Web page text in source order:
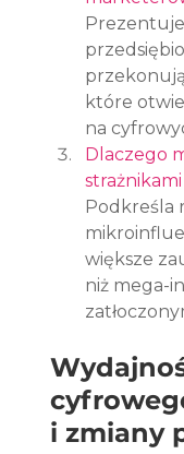
które
na
Dlaczego
Podkreśla
większe
niż mega-
i zmiany